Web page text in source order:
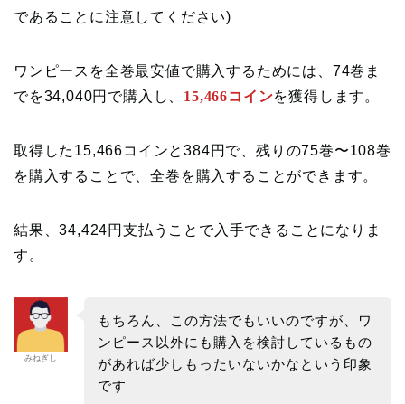
であることに注意してください)
ワンピースを全巻最安値で購入するためには、74巻ま
でを34,040円で購入し、 15,466コインを獲得します。
取得した15,466コインと384円で、残りの75巻〜108巻
を購入することで、全巻を購入することができます。
結果、34,424円支払うことで入手できることになりま
す。
みねぎし
もちろん、この方法でもいいのですが、ワ
ンピース以外にも購入を検討しているもの
があれば少しもったいないかなという印象
です